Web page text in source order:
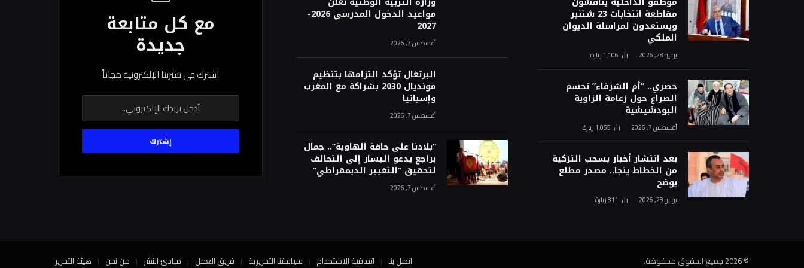
مقاطعة انتخابات 23 شتنبر
ويستعدون لمراسلة الديوان
الملكي
يوليو 28, 2026 1٬106 زيارة
حصري.. “أم الشرفاء” تحسم
الصراع حول زعامة الزاوية
البودشيشية
أغسطس 7, 2026 1٬055 زيارة
بعد انتشار أخبار بسحب التزكية
من الخطاط ينجا.. مصدر مطلع
يوضح
يوليو 23, 2026 811زيارة
مواعيد الدخول المدرسي 2026-
2027
أغسطس 7, 2026
البرتغال تؤكد التزامها بتنظيم
مونديال 2030 بشراكة مع المغرب
وإسبانيا
أغسطس 7, 2026
“بلادنا على حافة الهاوية”.. جمال
براجع يدعو اليسار إلى التحالف
لتحقيق “التغيير الديمقراطي”
أغسطس 7, 2026
مع كل متابعة
جديدة
اشترك في نشرتنا الإلكترونية مجاناً
© 2026 جميع الحقوق محفوظة. اتصل بنا اتفاقية الاستخدام سياستنا التحريرية فريق العمل مبادئ النشر من نحن هيئة التحرير